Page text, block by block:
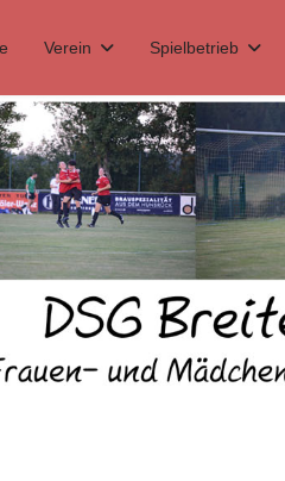
Verein Spielbetrieb